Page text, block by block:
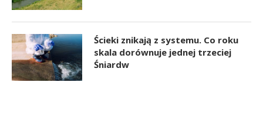
Ścieki znikają z systemu. Co roku
skala dorównuje jednej trzeciej
Śniardw